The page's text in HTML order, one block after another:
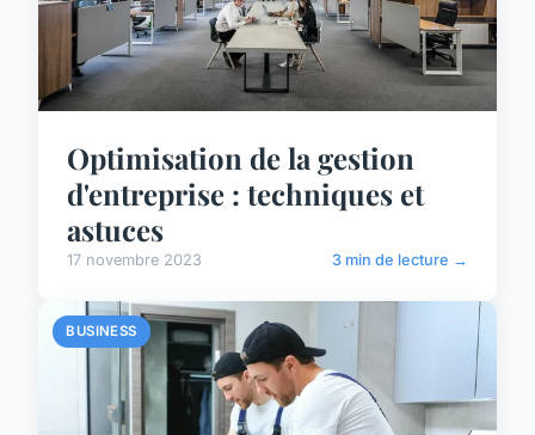
Optimisation de la gestion
d'entreprise : techniques et
astuces
17 novembre 2023 3 min de lecture →
BUSINESS